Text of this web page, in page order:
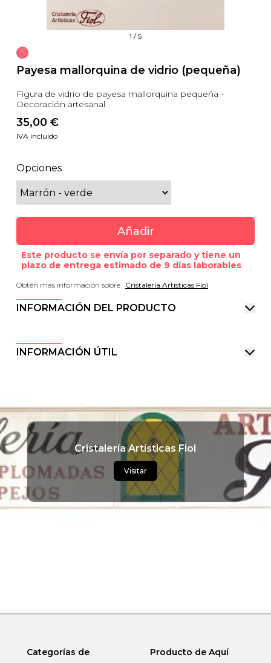
1 /5
Payesa mallorquina de vidrio (pequeña)
Figura de vidrio de payesa mallorquina pequeña -
Decoración artesanal
35,00 €
IVA incluido
Opciones
Añadir
Este producto se envía por separado y tiene un
plazo de entrega estimado de 9 días laborables
Obtén más información sobre Cristalería Artísticas Fiol
INFORMACIÓN DEL PRODUCTO
INFORMACIÓN ÚTIL
Cristalería Artísticas Fiol
Visitar
Categorías de
Producto de Aquí